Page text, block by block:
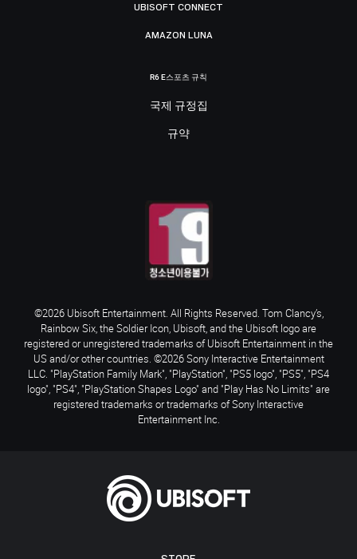
UBISOFT CONNECT
AMAZON LUNA
R6 E스포츠 규칙
국제 규정집
규약
©2026 Ubisoft Entertainment. All Rights Reserved. Tom Clancy’s,
Rainbow Six, the Soldier Icon, Ubisoft, and the Ubisoft logo are
registered or unregistered trademarks of Ubisoft Entertainment in the
US and/or other countries. ©2026 Sony Interactive Entertainment
LLC. "PlayStation Family Mark", "PlayStation", "PS5 logo", "PS5", "PS4
logo", "PS4", "PlayStation Shapes Logo" and "Play Has No Limits" are
registered trademarks or trademarks of Sony Interactive
Entertainment Inc.